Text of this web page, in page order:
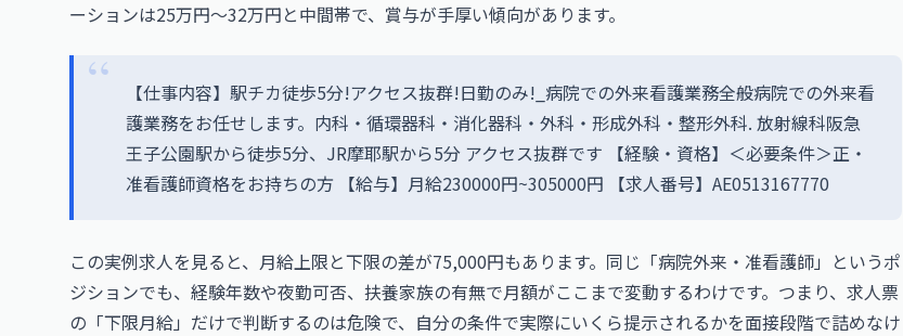
ーションは25万円〜32万円と中間帯で、賞与が手厚い傾向があります。
【仕事内容】駅チカ徒歩5分!アクセス抜群!日勤のみ!_病院での外来看護業務全般病院での外来看
護業務をお任せします。内科・循環器科・消化器科・外科・形成外科・整形外科. 放射線科阪急
王子公園駅から徒歩5分、JR摩耶駅から5分 アクセス抜群です 【経験・資格】＜必要条件＞正・
准看護師資格をお持ちの方 【給与】月給230000円~305000円 【求人番号】AE0513167770
この実例求人を見ると、月給上限と下限の差が75,000円もあります。同じ「病院外来・准看護師」というポ
ジションでも、経験年数や夜勤可否、扶養家族の有無で月額がここまで変動するわけです。つまり、求人票
の「下限月給」だけで判断するのは危険で、自分の条件で実際にいくら提示されるかを面接段階で詰めなけ